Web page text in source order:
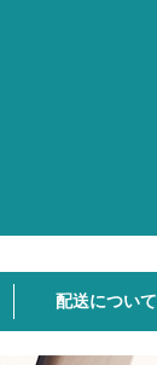
配送について